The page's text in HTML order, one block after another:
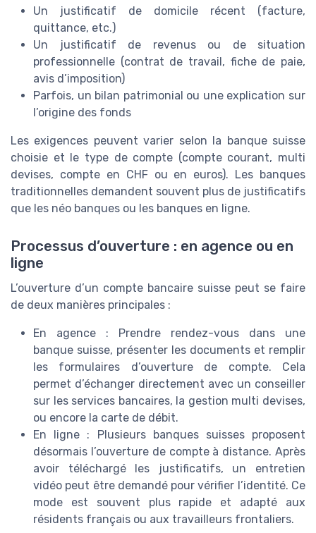
Un justificatif de domicile récent (facture,
quittance, etc.)
Un justificatif de revenus ou de situation
professionnelle (contrat de travail, fiche de paie,
avis d’imposition)
Parfois, un bilan patrimonial ou une explication sur
l’origine des fonds
Les exigences peuvent varier selon la banque suisse
choisie et le type de compte (compte courant, multi
devises, compte en CHF ou en euros). Les banques
traditionnelles demandent souvent plus de justificatifs
que les néo banques ou les banques en ligne.
Processus d’ouverture : en agence ou en
ligne
L’ouverture d’un compte bancaire suisse peut se faire
de deux manières principales :
En agence : Prendre rendez-vous dans une
banque suisse, présenter les documents et remplir
les formulaires d’ouverture de compte. Cela
permet d’échanger directement avec un conseiller
sur les services bancaires, la gestion multi devises,
ou encore la carte de débit.
En ligne : Plusieurs banques suisses proposent
désormais l’ouverture de compte à distance. Après
avoir téléchargé les justificatifs, un entretien
vidéo peut être demandé pour vérifier l’identité. Ce
mode est souvent plus rapide et adapté aux
résidents français ou aux travailleurs frontaliers.